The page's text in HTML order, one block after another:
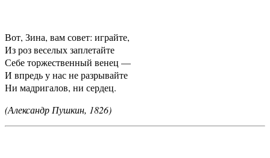
Вот, Зина, вам совет: играйте,
Из роз веселых заплетайте
Себе торжественный венец —
И впредь у нас не разрывайте
Ни мадригалов, ни сердец.
(Александр Пушкин, 1826)